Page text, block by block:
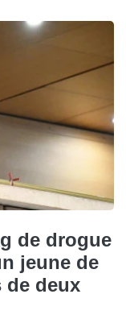
de drogue
jeune de
de deux